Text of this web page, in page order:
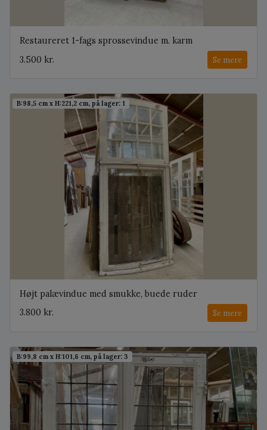
Restaureret 1-fags sprossevindue m. karm
3.500 kr.
Se mere
B:98,5 cm x H:221,2 cm, på lager: 1
Højt palævindue med smukke, buede ruder
3.800 kr.
Se mere
B:99,8 cm x H:101,6 cm, på lager: 3